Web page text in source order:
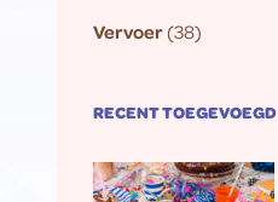
Vervoer(38)
RECENT TOEGEVOEGD